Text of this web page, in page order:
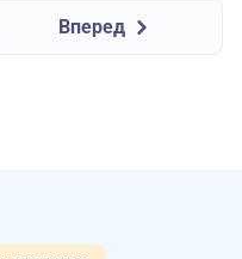
Вперед